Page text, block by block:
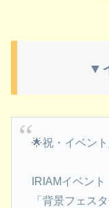
▼
🌟祝・イベン
IRIAMイベント
「背景フェス